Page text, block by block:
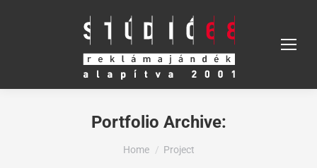
Portfolio Archive:
You are here:
Home Project